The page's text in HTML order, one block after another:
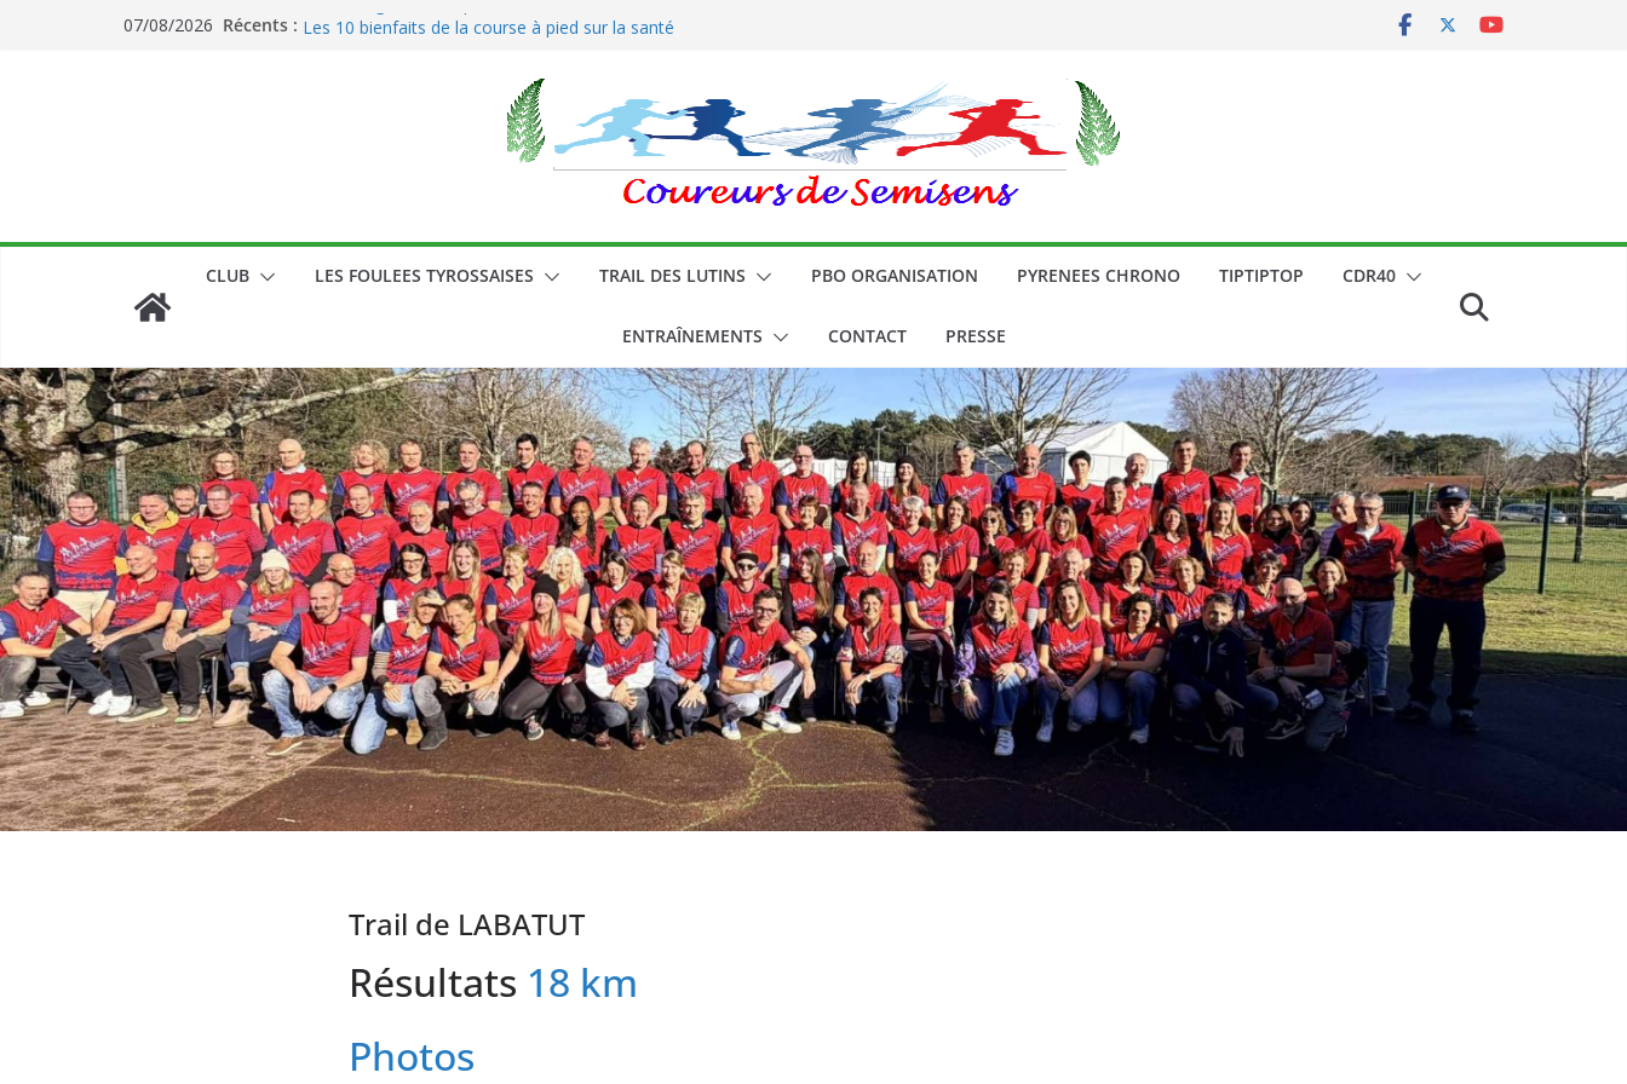
07/08/2026 Récents : Le running et son impact sur les coureurs
Les 10 bienfaits de la course à pied sur la santé
CLUB LES FOULEES TYROSSAISES TRAIL DES LUTINS PBO ORGANISATION PYRENEES CHRONO TIPTIPTOP CDR40
ENTRAÎNEMENTS CONTACT PRESSE
Trail de LABATUT
Résultats 18 km
Photos